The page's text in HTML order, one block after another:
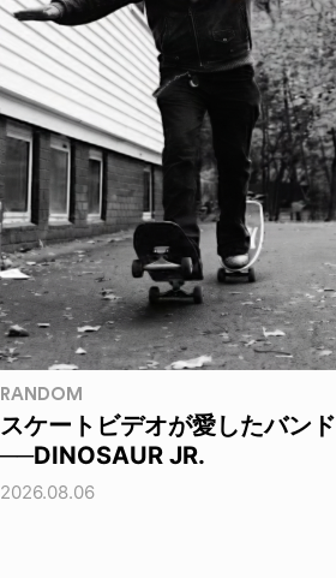
RANDOM
スケートビデオが愛したバンド
──DINOSAUR JR.
2026.08.06